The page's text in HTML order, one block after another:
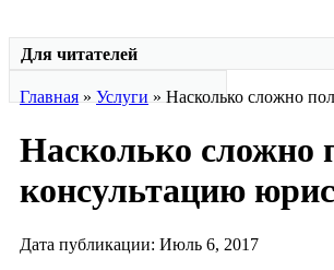
Для читателей
Главная » Услуги » Насколько сложно
Насколько сложно
консультацию
Дата публикации: Июль 6, 2017